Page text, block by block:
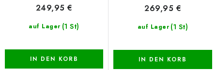
auf Lager (1 St)
249,95 €
IN DEN KORB
auf Lager (1 St)
269,95 €
IN DEN KORB